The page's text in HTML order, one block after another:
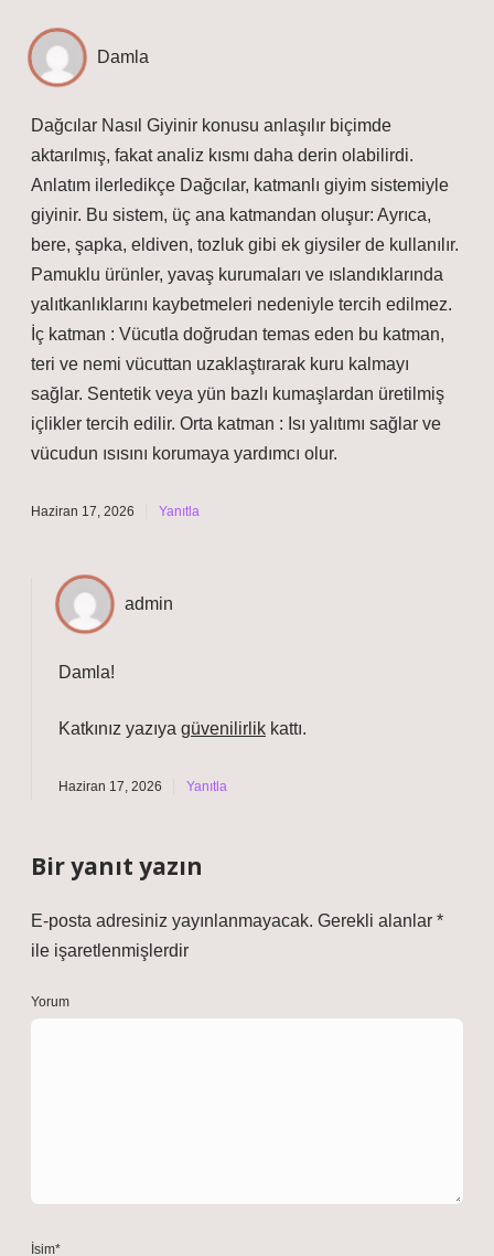
Damla
Dağcılar Nasıl Giyinir konusu anlaşılır biçimde
aktarılmış, fakat analiz kısmı daha derin olabilirdi.
Anlatım ilerledikçe Dağcılar, katmanlı giyim sistemiyle
giyinir. Bu sistem, üç ana katmandan oluşur: Ayrıca,
bere, şapka, eldiven, tozluk gibi ek giysiler de kullanılır.
Pamuklu ürünler, yavaş kurumaları ve ıslandıklarında
yalıtkanlıklarını kaybetmeleri nedeniyle tercih edilmez.
İç katman : Vücutla doğrudan temas eden bu katman,
teri ve nemi vücuttan uzaklaştırarak kuru kalmayı
sağlar. Sentetik veya yün bazlı kumaşlardan üretilmiş
içlikler tercih edilir. Orta katman : Isı yalıtımı sağlar ve
vücudun ısısını korumaya yardımcı olur.
Haziran 17, 2026 Yanıtla
admin
Damla!
Katkınız yazıya güvenilirlik kattı.
Haziran 17, 2026 Yanıtla
Bir yanıt yazın
E-posta adresiniz yayınlanmayacak. Gerekli alanlar *
ile işaretlenmişlerdir
Yorum
İsim*